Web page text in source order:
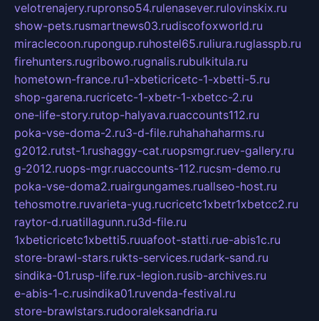
velotrenajery.rupronso54.rulenasever.rulovinskix.ru
show-pets.rusmartnews03.rudiscofoxworld.ru
miraclecoon.rupongup.ruhostel65.ruliura.ruglasspb.ru
firehunters.rugribowo.rugnalis.rubulkitula.ru
hometown-france.ru1-xbeticricetc-1-xbetti-5.ru
shop-garena.rucricetc-1-xbetr-1-xbetcc-2.ru
one-life-story.rutop-halyava.ruaccounts112.ru
poka-vse-doma-2.ru3-d-file.ruhahahaharms.ru
g2012.rutst-1.rushaggy-cat.ruopsmgr.ruev-gallery.ru
g-2012.ruops-mgr.ruaccounts-112.rucsm-demo.ru
poka-vse-doma2.ruairgungames.ruallseo-host.ru
tehosmotre.ruvarieta-yug.rucricetc1xbetr1xbetcc2.ru
raytor-d.ruatillagunn.ru3d-file.ru
1xbeticricetc1xbetti5.ruuafoot-statti.rue-abis1c.ru
store-brawl-stars.rukts-services.rudark-sand.ru
sindika-01.rusp-life.rux-legion.rusib-archives.ru
e-abis-1-c.rusindika01.ruvenda-festival.ru
store-brawlstars.rudooraleksandria.ru